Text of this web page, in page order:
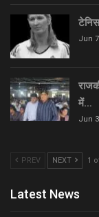
Jun
में…
Jun
PREV NEXT 1
Latest News